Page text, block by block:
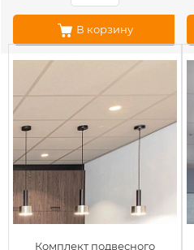
В корзину
Комплект подвесного